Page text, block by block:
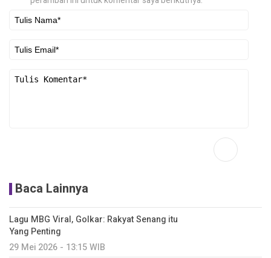
Baca Lainnya
Lagu MBG Viral, Golkar: Rakyat Senang itu
Yang Penting
29 Mei 2026 - 13:15 WIB